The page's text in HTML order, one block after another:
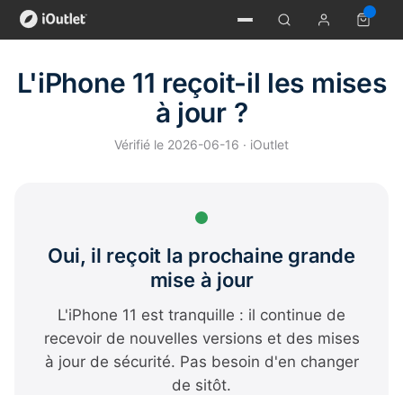
L'iPhone 11 reçoit-il les mises
à jour ?
Vérifié le 2026-06-16 · iOutlet
Oui, il reçoit la prochaine grande
mise à jour
L'iPhone 11 est tranquille : il continue de
recevoir de nouvelles versions et des mises
à jour de sécurité. Pas besoin d'en changer
de sitôt.